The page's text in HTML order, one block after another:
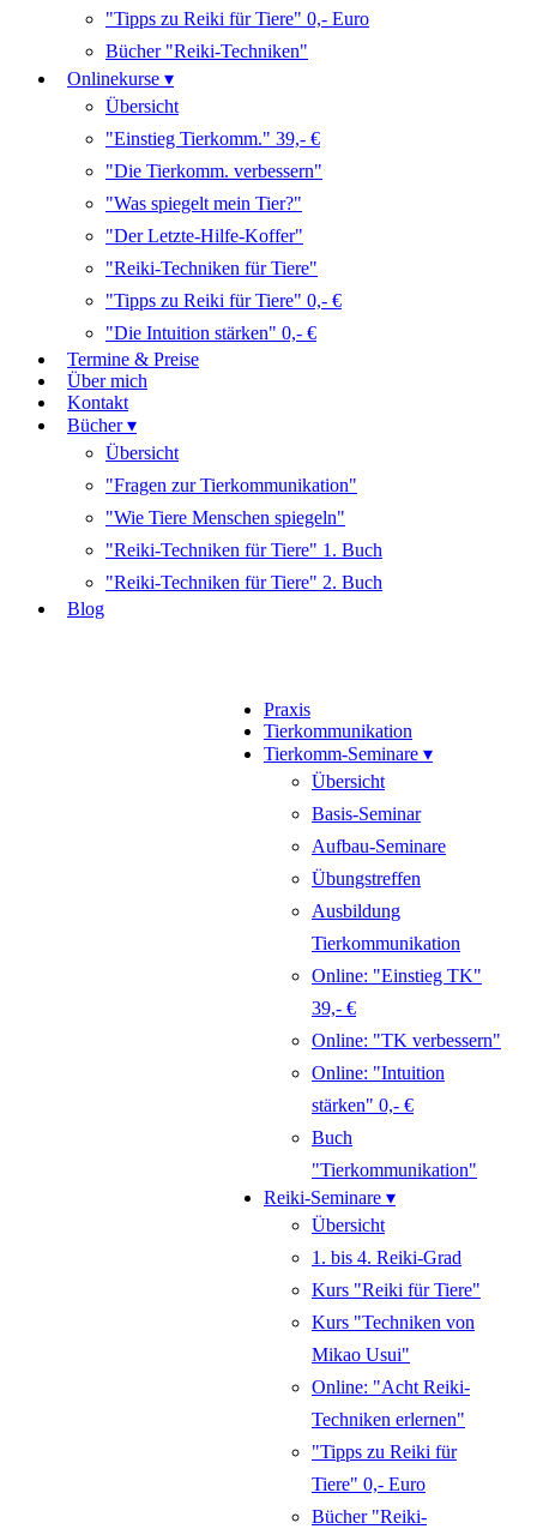
"Tipps zu Reiki für Tiere" 0,- Euro
Bücher "Reiki-Techniken"
Onlinekurse ▾
Übersicht
"Einstieg Tierkomm." 39,- €
"Die Tierkomm. verbessern"
"Was spiegelt mein Tier?"
"Der Letzte-Hilfe-Koffer"
"Reiki-Techniken für Tiere"
"Tipps zu Reiki für Tiere" 0,- €
"Die Intuition stärken" 0,- €
Termine & Preise
Über mich
Kontakt
Bücher ▾
Übersicht
"Fragen zur Tierkommunikation"
"Wie Tiere Menschen spiegeln"
"Reiki-Techniken für Tiere" 1. Buch
"Reiki-Techniken für Tiere" 2. Buch
Blog
Praxis
Tierkommunikation
Tierkomm-Seminare ▾
Übersicht
Basis-Seminar
Aufbau-Seminare
Übungstreffen
Ausbildung
Tierkommunikation
Online: "Einstieg TK"
39,- €
Online: "TK verbessern"
Online: "Intuition
stärken" 0,- €
Buch
"Tierkommunikation"
Reiki-Seminare ▾
Übersicht
1. bis 4. Reiki-Grad
Kurs "Reiki für Tiere"
Kurs "Techniken von
Mikao Usui"
Online: "Acht Reiki-
Techniken erlernen"
"Tipps zu Reiki für
Tiere" 0,- Euro
Bücher "Reiki-